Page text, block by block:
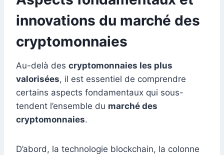
innovations du marché des
cryptomonnaies
Au-delà des cryptomonnaies les plus
valorisées, il est essentiel de comprendre
certains aspects fondamentaux qui sous-
tendent l’ensemble du marché des
cryptomonnaies.
D’abord, la technologie blockchain, la colonne